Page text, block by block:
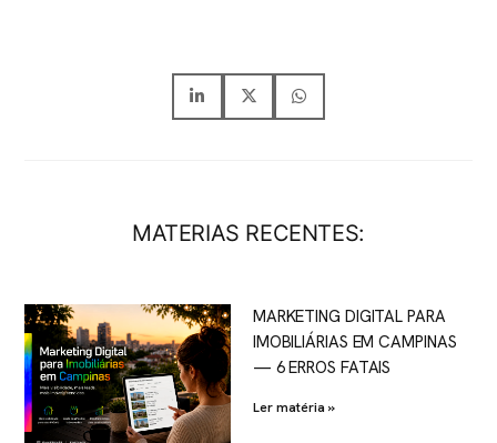
MATERIAS RECENTES:
MARKETING DIGITAL PARA
IMOBILIÁRIAS EM CAMPINAS
— 6 ERROS FATAIS
Ler matéria »